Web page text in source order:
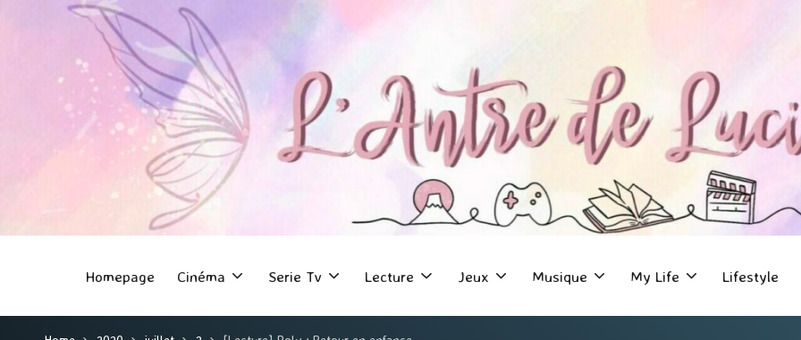
Homepage Cinéma Serie Tv Lecture Jeux Musique My Life Lifestyle